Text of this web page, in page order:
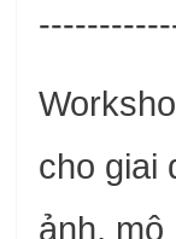
cho giai
ảnh, mô